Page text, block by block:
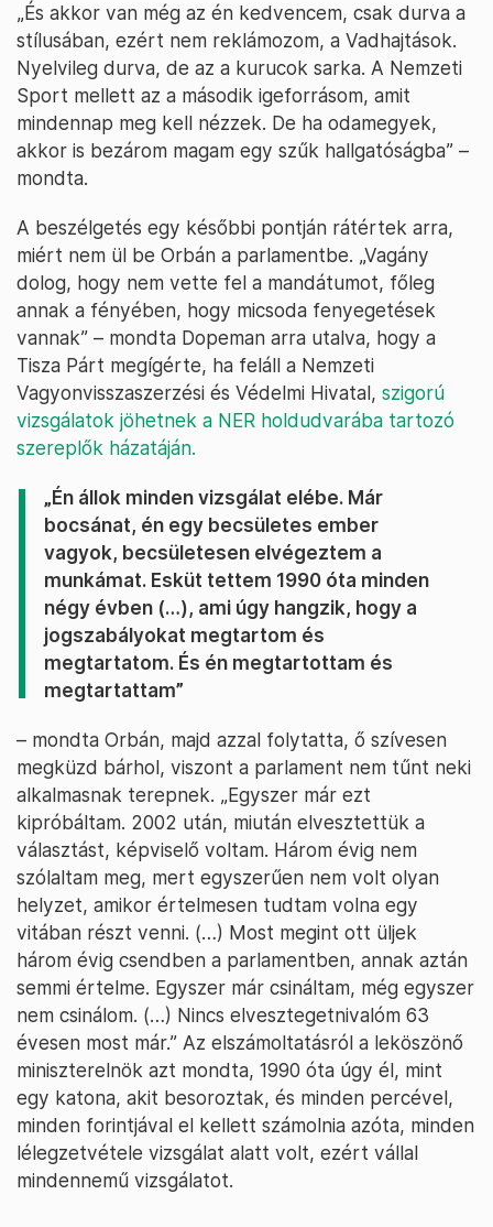
„És akkor van még az én kedvencem, csak durva a
stílusában, ezért nem reklámozom, a Vadhajtások.
Nyelvileg durva, de az a kurucok sarka. A Nemzeti
Sport mellett az a második igeforrásom, amit
mindennap meg kell nézzek. De ha odamegyek,
akkor is bezárom magam egy szűk hallgatóságba” –
mondta.
A beszélgetés egy későbbi pontján rátértek arra,
miért nem ül be Orbán a parlamentbe. „Vagány
dolog, hogy nem vette fel a mandátumot, főleg
annak a fényében, hogy micsoda fenyegetések
vannak” – mondta Dopeman arra utalva, hogy a
Tisza Párt megígérte, ha feláll a Nemzeti
Vagyonvisszaszerzési és Védelmi Hivatal, szigorú
vizsgálatok jöhetnek a NER holdudvarába tartozó
szereplők házatáján.
„Én állok minden vizsgálat elébe. Már
bocsánat, én egy becsületes ember
vagyok, becsületesen elvégeztem a
munkámat. Esküt tettem 1990 óta minden
négy évben (…), ami úgy hangzik, hogy a
jogszabályokat megtartom és
megtartatom. És én megtartottam és
megtartattam”
– mondta Orbán, majd azzal folytatta, ő szívesen
megküzd bárhol, viszont a parlament nem tűnt neki
alkalmasnak terepnek. „Egyszer már ezt
kipróbáltam. 2002 után, miután elvesztettük a
választást, képviselő voltam. Három évig nem
szólaltam meg, mert egyszerűen nem volt olyan
helyzet, amikor értelmesen tudtam volna egy
vitában részt venni. (…) Most megint ott üljek
három évig csendben a parlamentben, annak aztán
semmi értelme. Egyszer már csináltam, még egyszer
nem csinálom. (…) Nincs elvesztegetnivalóm 63
évesen most már.” Az elszámoltatásról a leköszönő
miniszterelnök azt mondta, 1990 óta úgy él, mint
egy katona, akit besoroztak, és minden percével,
minden forintjával el kellett számolnia azóta, minden
lélegzetvétele vizsgálat alatt volt, ezért vállal
mindennemű vizsgálatot.